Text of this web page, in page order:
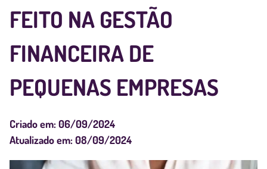
FEITO NA GESTÃO
FINANCEIRA DE
PEQUENAS EMPRESAS
Criado em:06/09/2024
Atualizado em:08/09/2024